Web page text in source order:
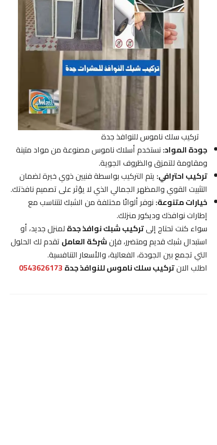
تركيب سلك ناموس للنوافذ جدة
جودة المواد:نستخدم أسلاك ناموس مصنوعة من مواد متينة
ومقاومة للتمزق والظروف الجوية.
تركيب احترافي:يتم التركيب بواسطة فنيين ذوي خبرة لضمان
التثبيت القوي والمظهر الجمالي الذي لا يؤثر على تصميم نافذتك.
خيارات متنوعة:نوفر ألوانًا مختلفة من الشبك لتتناسب مع
إطارات نوافذك وديكور منزلك.
سواء كنت تحتاج إلىتركيب شبك نوافذ جدةلمنزل جديد، أو
استبدال شبك قديم ومتضرر، فإنشركة العاملتقدم لك الحلول
التي تجمع بين الجودة، الفعالية، والأسعار التنافسية.
اطلب الانتركيب سلك ناموس للنوافذ جدة0543626173